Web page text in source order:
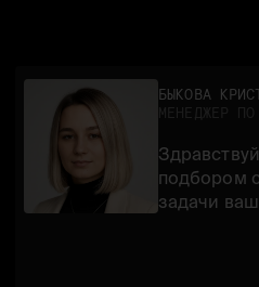
БЫКОВА
подбором
задачи